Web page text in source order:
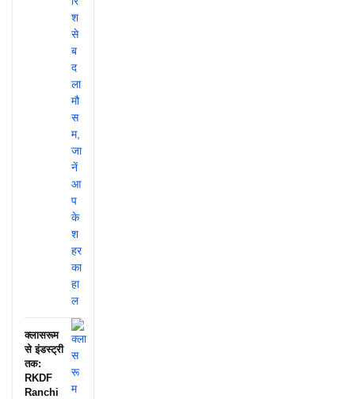
क्लासरूम
से इंडस्ट्री
तक:
RKDF
Ranchi